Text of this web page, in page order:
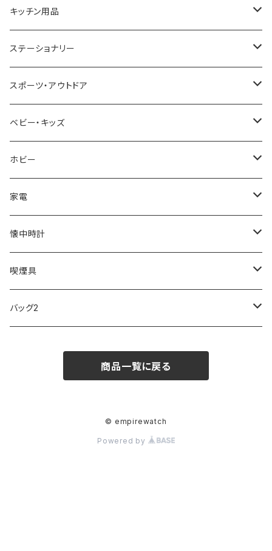
CACTUS
TIMEX
NIXON
AVALANCHE
ORIENT
ZEPPELIN
SKAGEN
FOOTBALL WATCHES
ARCA FUTURA
NO BRAND
ARNOLD PALMER
MICHAEL KORS
DIESEL
ALV
Merge
ETTINGER
COACH
BVLGARI
VANQUISH
POLICE
PAUL HEWITT
22designstudio
BOTTEGA VENETA
EMPORIO ARMANI
CALVIN KLEIN
DANIEL WELLINGTON
SWAROVSKI
VIVIENNE WESTWOOD
NIKE
DUNHILL
NEWYORKER
OROBIANCO
Ellese
COLEMAN
MONTBLANC
Fashion Accessory Cllection
ISLAND
United HOMME
RODANIA
BEAMZSQUARE
BLAZER CLUB
ANDY HAWARD
G GUSTO
GULLWING
LESPORTSAC
PRADA
CRYSTOCRAFT
SEIKO
CITIZEN
BRAUN
RHYTHM
BLOSSOM
MONDAINE
MAWA
その他
キッチン用品
I'mD
Helios
VALENTINO VISCANI
ステーショナリー
LAMY
WATERMAN
PARKER
PELIKAN
CROSS
MONTBLANC
SWAROVSKI
スポーツ・アウトドア
Trangia
Barebones
FEUERHAND
CASIO
ベビー・キッズ
ふわりぃ
ERGO BABY
ホビー
その他
AMOS
OMMIX
COACH
家電
CREATE
TORAY
OMRON
SPICE OF LIFE
懐中時計
MONDAINE
喫煙具
ZIPPO
TSUBOTA PEARL
バッグ2
商品一覧に戻る
© empirewatch
Powered by